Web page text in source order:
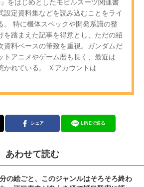
をはじめとしたモビルスーツ関連書
設定資料集などを読み込むことをライ
。 特に機体スペックや開発系譜の整
を踏まえた記事を得意とし、ただの紹
資料ベースの筆致を重視。ガンダムだ
トアニメやゲーム暦も長く、最近は
かれている。 Ｘアカウントは
シェア LINEで送る
あわせて読む
分の絵ごと、このジャンルはそろそろ終わ